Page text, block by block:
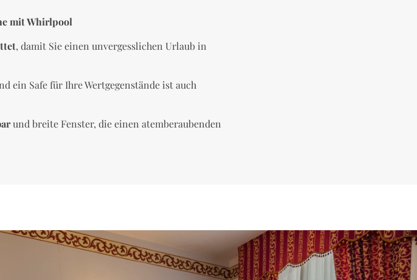
mit Whirlpool
, damit Sie einen unvergesslichen Urlaub in
ein Safe für Ihre Wertgegenstände ist auch
und breite Fenster, die einen atemberaubenden